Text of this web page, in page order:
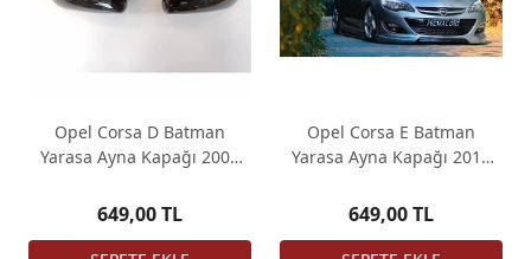
Opel Corsa D Batman
Yarasa Ayna Kapağı 2006
649,00 TL
Opel Corsa E Batman
Yarasa Ayna Kapağı 2014
649,00 TL